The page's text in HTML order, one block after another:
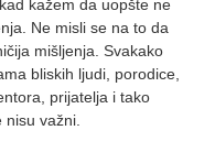
kažem da uopšte ne
Ne misli se na to da
mišljenja. Svakako
bliskih ljudi, porodice,
prijatelja i tako
nisu važni.